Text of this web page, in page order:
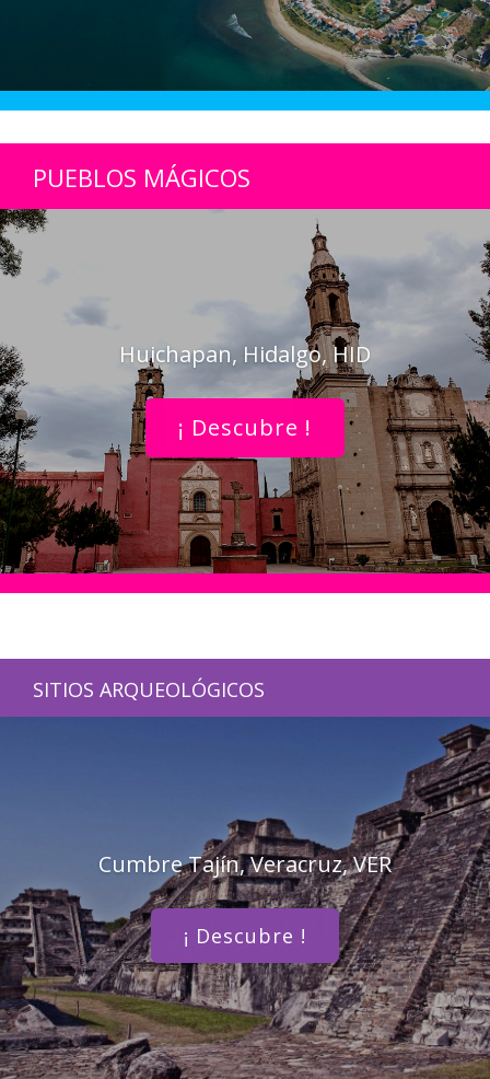
PUEBLOS MÁGICOS
Huichapan, Hidalgo, HID
¡ Descubre !
SITIOS ARQUEOLÓGICOS
Cumbre Tajín, Veracruz, VER
¡ Descubre !